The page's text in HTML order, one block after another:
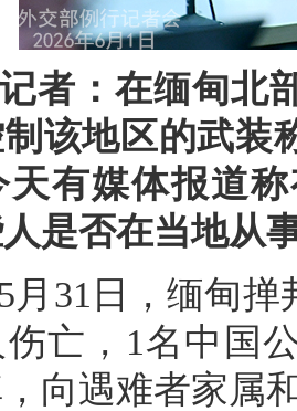
者：在缅甸北
该地区的武装
天有媒体报道
是否在当地从
月31日，缅甸
亡，1名中国
向遇难者家属